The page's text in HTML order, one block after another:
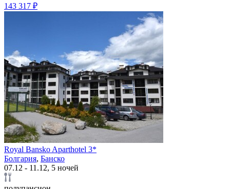
143 317 ₽
Royal Bansko Aparthotel 3*
Болгария, Банско
07.12 - 11.12, 5 ночей